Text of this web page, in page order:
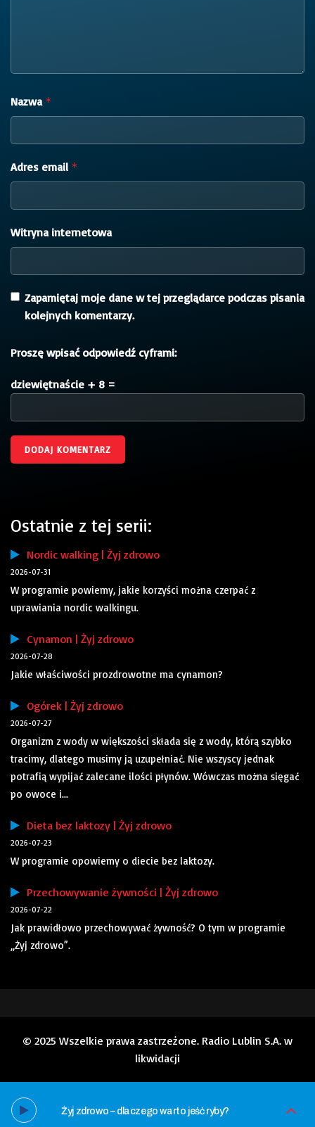
Nazwa *
Adres email *
Witryna internetowa
Zapamiętaj moje dane w tej przeglądarce podczas pisania
kolejnych komentarzy.
Proszę wpisać odpowiedź cyframi:
dziewiętnaście + 8 =
Ostatnie z tej serii:
Nordic walking | Żyj zdrowo
2026-07-31
W programie powiemy, jakie korzyści można czerpać z
uprawiania nordic walkingu.
Cynamon | Żyj zdrowo
2026-07-28
Jakie właściwości prozdrowotne ma cynamon?
Ogórek | Żyj zdrowo
2026-07-27
Organizm z wody w większości składa się z wody, którą szybko
tracimy, dlatego musimy ją uzupełniać. Nie wszyscy jednak
potrafią wypijać zalecane ilości płynów. Wówczas można sięgać
po owoce i...
Dieta bez laktozy | Żyj zdrowo
2026-07-23
W programie opowiemy o diecie bez laktozy.
Przechowywanie żywności | Żyj zdrowo
2026-07-22
Jak prawidłowo przechowywać żywność? O tym w programie
„Żyj zdrowo”.
© 2025 Wszelkie prawa zastrzeżone. Radio Lublin S.A. w
likwidacji
Żyj zdrowo – dlaczego warto jeść ryby?